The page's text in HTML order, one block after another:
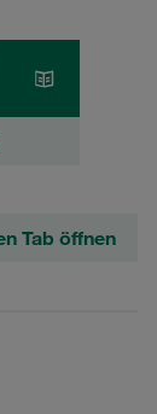
Tab öffnen